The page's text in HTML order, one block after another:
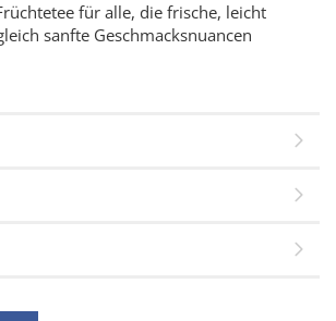
für alle, die frische, leicht
sanfte Geschmacksnuancen